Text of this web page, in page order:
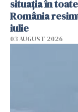
situația în
România
iulie
03 AUGUST 2026